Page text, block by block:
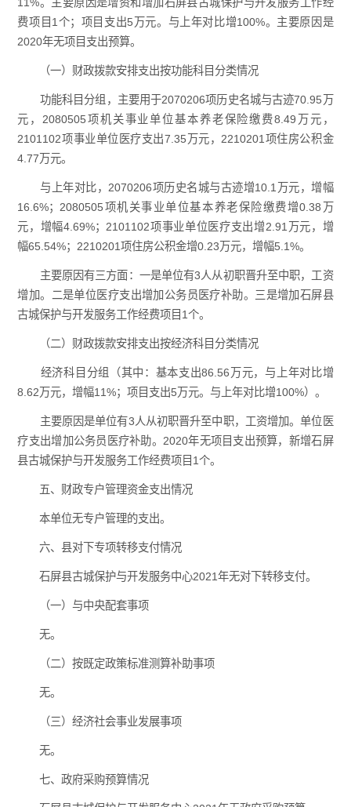
费项目1个；项目支出5万元。与上年对比增100%。主要原因是
2020年无项目支出预算。
（一）财政拨款安排支出按功能科目分类情况
功能科目分组，主要用于2070206项历史名城与古迹70.95万
元，2080505项机关事业单位基本养老保险缴费8.49万元，
2101102项事业单位医疗支出7.35万元，2210201项住房公积金
4.77万元。
与上年对比，2070206项历史名城与古迹增10.1万元，增幅
16.6%；2080505项机关事业单位基本养老保险缴费增0.38万
元，增幅4.69%；2101102项事业单位医疗支出增2.91万元，增
幅65.54%；2210201项住房公积金增0.23万元，增幅5.1%。
主要原因有三方面：一是单位有3人从初职晋升至中职，工资
增加。二是单位医疗支出增加公务员医疗补助。三是增加石屏县
古城保护与开发服务工作经费项目1个。
（二）财政拨款安排支出按经济科目分类情况
经济科目分组（其中：基本支出86.56万元，与上年对比增
8.62万元，增幅11%；项目支出5万元。与上年对比增100%）。
主要原因是单位有3人从初职晋升至中职，工资增加。单位医
疗支出增加公务员医疗补助。2020年无项目支出预算，新增石屏
县古城保护与开发服务工作经费项目1个。
五、财政专户管理资金支出情况
本单位无专户管理的支出。
六、县对下专项转移支付情况
石屏县古城保护与开发服务中心2021年无对下转移支付。
（一）与中央配套事项
无。
（二）按既定政策标准测算补助事项
无。
（三）经济社会事业发展事项
无。
七、政府采购预算情况